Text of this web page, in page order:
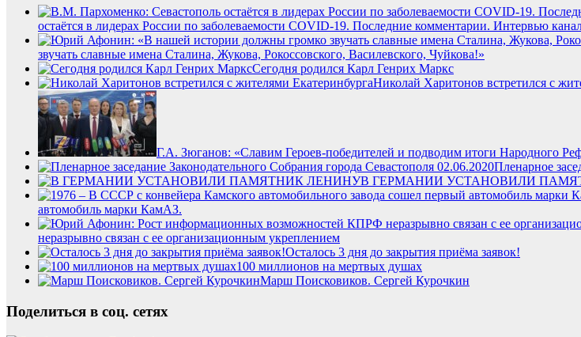
остаётся в лидерах России по заболеваемости COVID-19. Последние комментарии. Интервью
звучать славные имена Сталина, Жукова, Рокоссовского, Василевского, Чуйкова!»
Сегодня родился Карл Генрих Маркс
Николай Харитонов встретился с
Г.А. Зюганов: «Славим Героев-победителей и подводим итоги Народного
Пленарное
В ГЕРМАНИИ УСТАНОВИЛИ
автомобиль марки КамАЗ.
неразрывно связан с ее организационным укреплением
Осталось 3 дня до закрытия приёма заявок!
100 миллионов на мертвых душах
Марш Поисковиков. Сергей Курочкин
Поделиться в соц. сетях